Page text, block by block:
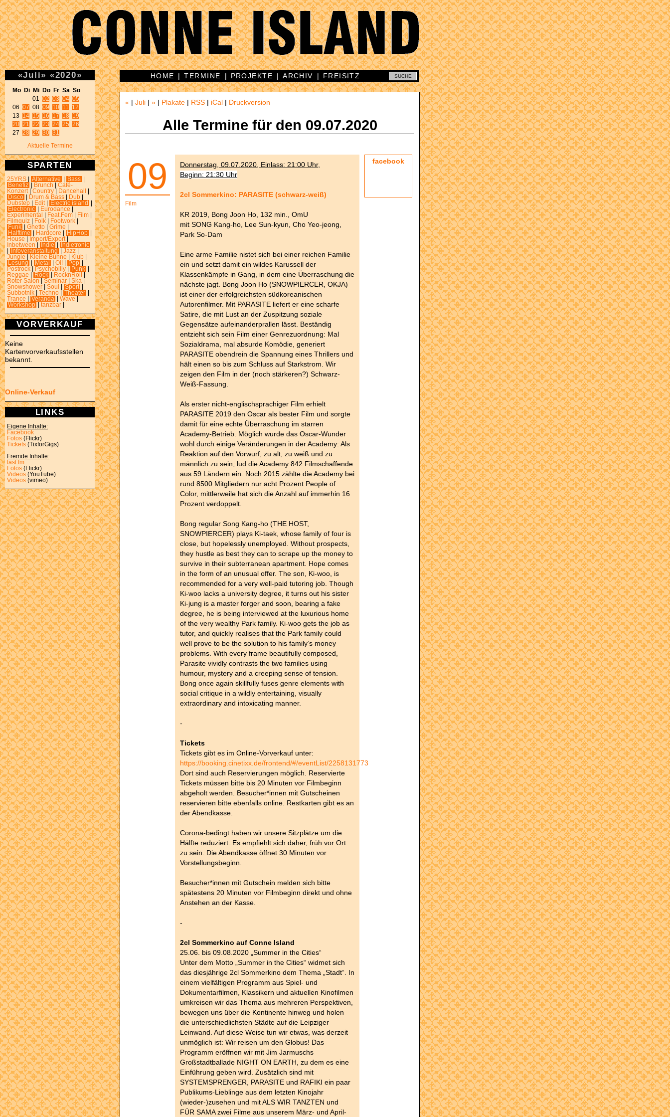
«Juli» «2020»
Mo Di Mi Do Fr Sa So
01 02 03 04 05
06 07 08 09 10 11
12
13 14 15 16 17 18
19
20 21 22 23 24 25 26
27 28 29 30 31
Aktuelle Termine
SPARTEN
25YRS Alternative Bass
Benefiz
Brunch
Café-
Konzert
Country Dancehall
Disco
Drum & Bass Dub
Dubstep
Edit Electric island
Electronic
Eurodance
Experimental
Feat.Fem Film
Filmquiz
Folk Footwork
Funk
Ghetto Grime
Halftime
Hardcore HipHop
House
Import/Export
Inbetween
Indie
Indietronic
Infoveranstaltung Jazz
Jungle
Kleine Bühne Klub
Lesung
Metal Oi! Pop
Postrock
Psychobilly Punk
Reggae
Rock RocknRoll
Roter Salon
Seminar Ska
Snowshower
Soul Sport
Subbotnik
Techno Theater
Trance
Veranda Wave
Workshop
tanzbar
VORVERKAUF
Keine
Kartenvorverkaufsstellen
bekannt.
Online-Verkauf
LINKS
Eigene Inhalte:
Facebook
Fotos (Flickr)
Tickets (TixforGigs)
Fremde Inhalte:
last.fm
Fotos (Flickr)
Videos (YouTube)
Videos (vimeo)
HOME |TERMINE | PROJEKTE |ARCHIV | FREISITZ
« | Juli | » | Plakate | RSS | iCal | Druckversion
Alle Termine für den 09.07.2020
09
Film
facebook
Donnerstag, 09.07.2020, Einlass: 21:00 Uhr,
Beginn: 21:30 Uhr
2cl Sommerkino: PARASITE (schwarz-weiß)
KR 2019, Bong Joon Ho, 132 min., OmU
mit SONG Kang-ho, Lee Sun-kyun, Cho Yeo-jeong,
Park So-Dam
Eine arme Familie nistet sich bei einer reichen Familie
ein und setzt damit ein wildes Karussell der
Klassenkämpfe in Gang, in dem eine Überraschung die
nächste jagt. Bong Joon Ho (SNOWPIERCER, OKJA)
ist einer der erfolgreichsten südkoreanischen
Autorenfilmer. Mit PARASITE liefert er eine scharfe
Satire, die mit Lust an der Zuspitzung soziale
Gegensätze aufeinanderprallen lässt. Beständig
entzieht sich sein Film einer Genrezuordnung: Mal
Sozialdrama, mal absurde Komödie, generiert
PARASITE obendrein die Spannung eines Thrillers und
hält einen so bis zum Schluss auf Starkstrom. Wir
zeigen den Film in der (noch stärkeren?) Schwarz-
Weiß-Fassung.
Als erster nicht-englischsprachiger Film erhielt
PARASITE 2019 den Oscar als bester Film und sorgte
damit für eine echte Überraschung im starren
Academy-Betrieb. Möglich wurde das Oscar-Wunder
wohl durch einige Veränderungen in der Academy: Als
Reaktion auf den Vorwurf, zu alt, zu weiß und zu
männlich zu sein, lud die Academy 842 Filmschaffende
aus 59 Ländern ein. Noch 2015 zählte die Academy bei
rund 8500 Mitgliedern nur acht Prozent People of
Color, mittlerweile hat sich die Anzahl auf immerhin 16
Prozent verdoppelt.
Bong regular Song Kang-ho (THE HOST,
SNOWPIERCER) plays Ki-taek, whose family of four is
close, but hopelessly unemployed. Without prospects,
they hustle as best they can to scrape up the money to
survive in their subterranean apartment. Hope comes
in the form of an unusual offer. The son, Ki-woo, is
recommended for a very well-paid tutoring job. Though
Ki-woo lacks a university degree, it turns out his sister
Ki-jung is a master forger and soon, bearing a fake
degree, he is being interviewed at the luxurious home
of the very wealthy Park family. Ki-woo gets the job as
tutor, and quickly realises that the Park family could
well prove to be the solution to his family’s money
problems. With every frame beautifully composed,
Parasite vividly contrasts the two families using
humour, mystery and a creeping sense of tension.
Bong once again skillfully fuses genre elements with
social critique in a wildly entertaining, visually
extraordinary and intoxicating manner.
-
Tickets
Tickets gibt es im Online-Vorverkauf unter:
https://booking.cinetixx.de/frontend/#/eventList/2258131773
Dort sind auch Reservierungen möglich. Reservierte
Tickets müssen bitte bis 20 Minuten vor Filmbeginn
abgeholt werden. Besucher*innen mit Gutscheinen
reservieren bitte ebenfalls online. Restkarten gibt es an
der Abendkasse.
Corona-bedingt haben wir unsere Sitzplätze um die
Hälfte reduziert. Es empfiehlt sich daher, früh vor Ort
zu sein. Die Abendkasse öffnet 30 Minuten vor
Vorstellungsbeginn.
Besucher*innen mit Gutschein melden sich bitte
spätestens 20 Minuten vor Filmbeginn direkt und ohne
Anstehen an der Kasse.
-
2cl Sommerkino auf Conne Island
25.06. bis 09.08.2020 „Summer in the Cities“
Unter dem Motto „Summer in the Cities“ widmet sich
das diesjährige 2cl Sommerkino dem Thema „Stadt“. In
einem vielfältigen Programm aus Spiel- und
Dokumentarfilmen, Klassikern und aktuellen Kinofilmen
umkreisen wir das Thema aus mehreren Perspektiven,
bewegen uns über die Kontinente hinweg und holen
die unterschiedlichsten Städte auf die Leipziger
Leinwand. Auf diese Weise tun wir etwas, was derzeit
unmöglich ist: Wir reisen um den Globus! Das
Programm eröffnen wir mit Jim Jarmuschs
Großstadtballade NIGHT ON EARTH, zu dem es eine
Einführung geben wird. Zusätzlich sind mit
SYSTEMSPRENGER, PARASITE und RAFIKI ein paar
Publikums-Lieblinge aus dem letzten Kinojahr
(wieder-)zusehen und mit ALS WIR TANZTEN und
FÜR SAMA zwei Filme aus unserem März- und April-